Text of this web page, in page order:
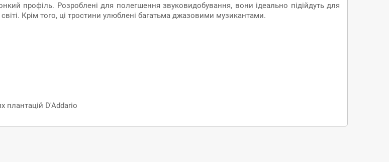
профіль. Розроблені для полегшення звуковидобування, вони ідеально підійдуть для
Крім того, ці тростини улюблені багатьма джазовими музикантами.
плантацій D'Addario